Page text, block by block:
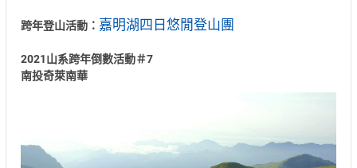
跨年登山活動： 嘉明湖四日悠閒登山團
2021山系跨年倒數活動＃7
南投奇萊南華